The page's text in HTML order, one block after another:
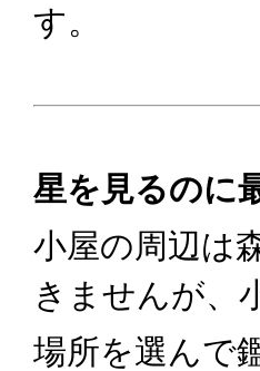
す。
星を見るのに
小屋の周辺は
きませんが、
場所を選んで